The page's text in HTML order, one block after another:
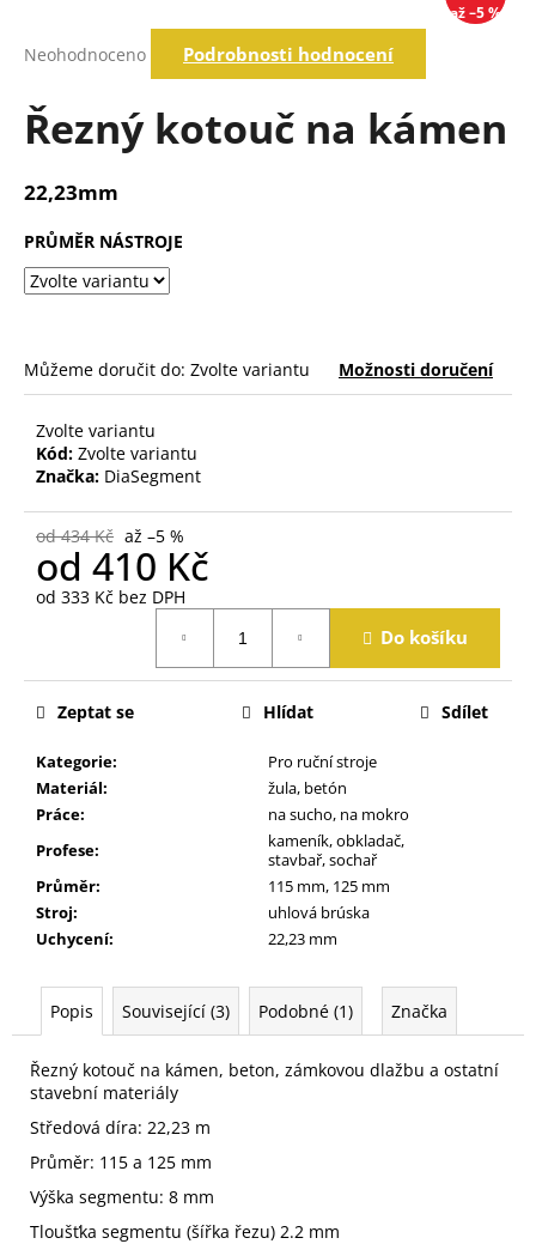
hodnocení
je
0,0
hvězdiček.
Neohodnoceno Podrobnosti hodnocení
Řezný kotouč na kámen
22,23mm
PRŮMĚR NÁSTROJE
Můžeme doručit do: Zvolte variantu Možnosti doručení
Zvolte variantu
Kód: Zvolte variantu
Značka: DiaSegment
od 434 Kč až –5 %
od 410 Kč
od 333 Kč bez DPH
Do košíku
Kategorie:
Pro ruční stroje
Materiál:
žula, betón
Práce:
na sucho, na mokro
Profese:
kameník, obkladač,
stavbař, sochař
Průměr:
115 mm, 125 mm
Stroj:
uhlová brúska
Uchycení: 22,23 mm
Zeptat se Hlídat Sdílet
až –5 %
Popis Související (3) Podobné (1) Značka
Řezný kotouč na kámen, beton, zámkovou dlažbu a ostatní
stavební materiály
Středová díra: 22,23 m
Průměr: 115 a 125 mm
Výška segmentu: 8 mm
Tloušťka segmentu (šířka řezu) 2.2 mm
j
t
?
Hledat
o
p
o
u
u
e
m